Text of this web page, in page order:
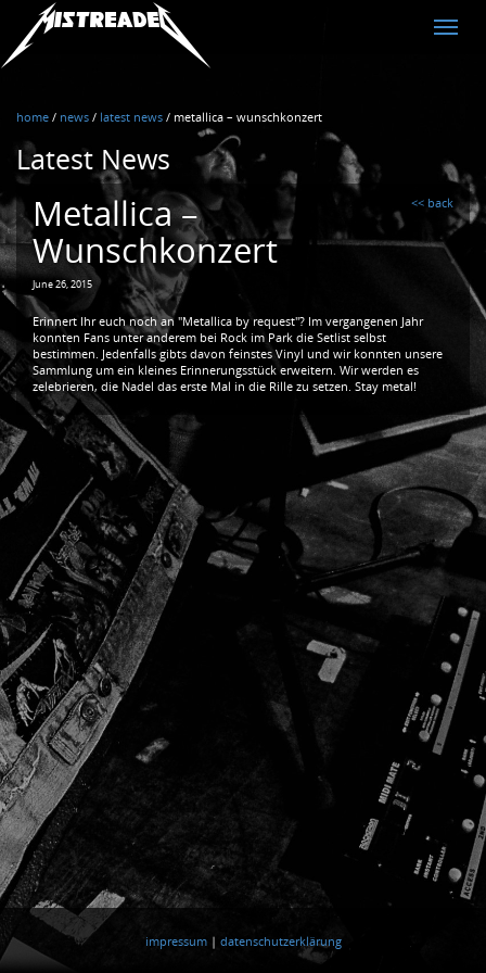
Toggle
MistreadED
home / news / latest news / metallica – wunschkonzert
Latest News
<< back
Metallica –
Wunschkonzert
June 26, 2015
Erinnert Ihr euch noch an "Metallica by request"? Im vergangenen Jahr
konnten Fans unter anderem bei Rock im Park die Setlist selbst
bestimmen. Jedenfalls gibts davon feinstes Vinyl und wir konnten unsere
Sammlung um ein kleines Erinnerungsstück erweitern. Wir werden es
zelebrieren, die Nadel das erste Mal in die Rille zu setzen. Stay metal!
Metallica
impressum| datenschutzerklärung